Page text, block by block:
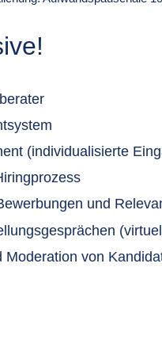
(individualisierte
und
Moderation von